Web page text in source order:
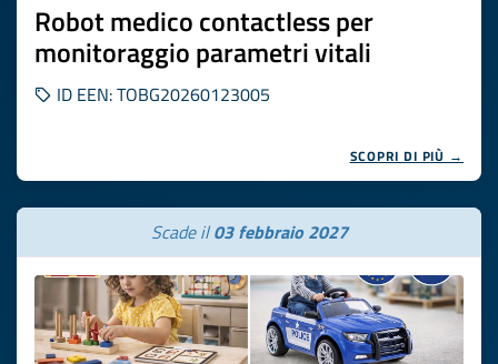
Robot medico contactless per
monitoraggio parametri vitali
ID EEN: TOBG20260123005
SCOPRI DI PIÙ →
Scade il03 febbraio 2027